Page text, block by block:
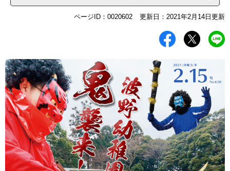
ページID：0020602 更新日：2021年2月14日更新